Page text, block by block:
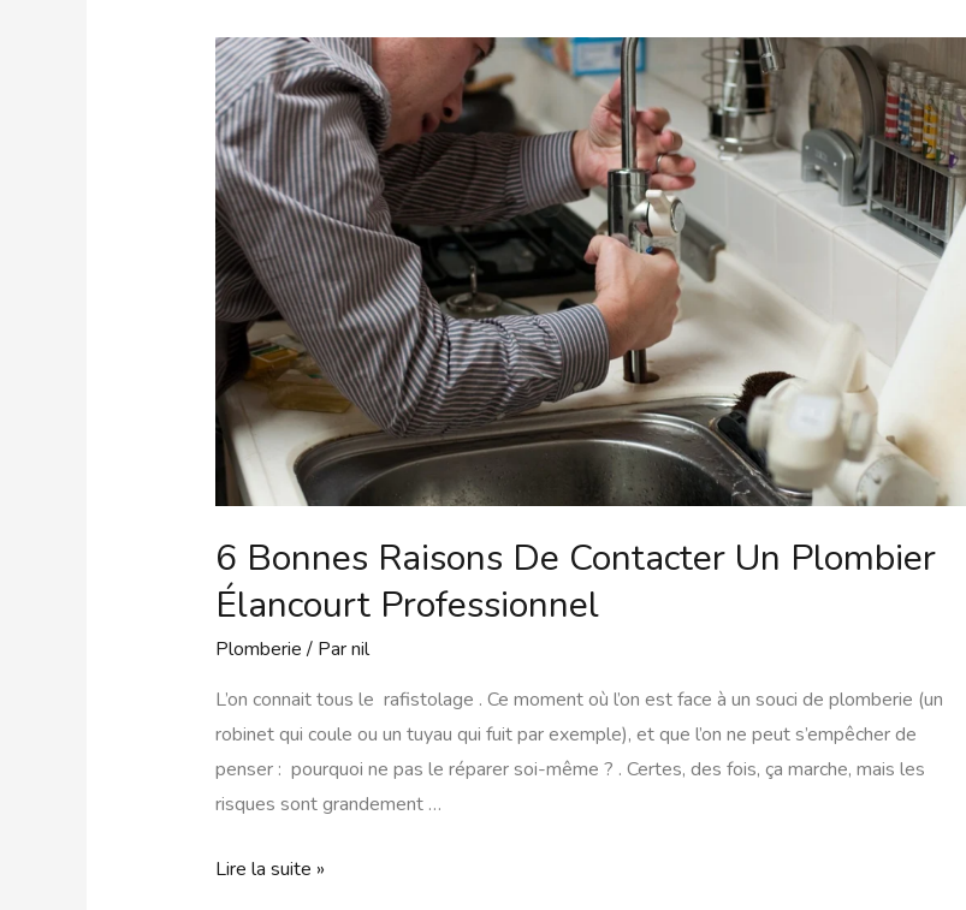
6 Bonnes Raisons De Contacter Un Plombier
Élancourt Professionnel
Plomberie/ Parnil
L’on connait tous le rafistolage . Ce moment où l’on est face à un souci de plomberie (un
robinet qui coule ou un tuyau qui fuit par exemple), et que l’on ne peut s’empêcher de
penser : pourquoi ne pas le réparer soi-même ? . Certes, des fois, ça marche, mais les
risques sont grandement …
Lire la suite »